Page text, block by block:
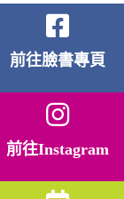
前往臉書專頁
前往Instagram